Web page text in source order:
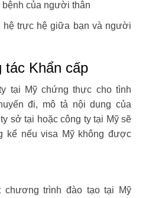
bệnh của người thân
hệ trực hệ giữa bạn và người
tác Khẩn cấp
tại Mỹ chứng thực cho tình
đi, mô tả nội dung của
sở tại hoặc công ty tại Mỹ sẽ
kể nếu visa Mỹ không được
chương trình đào tạo tại Mỹ